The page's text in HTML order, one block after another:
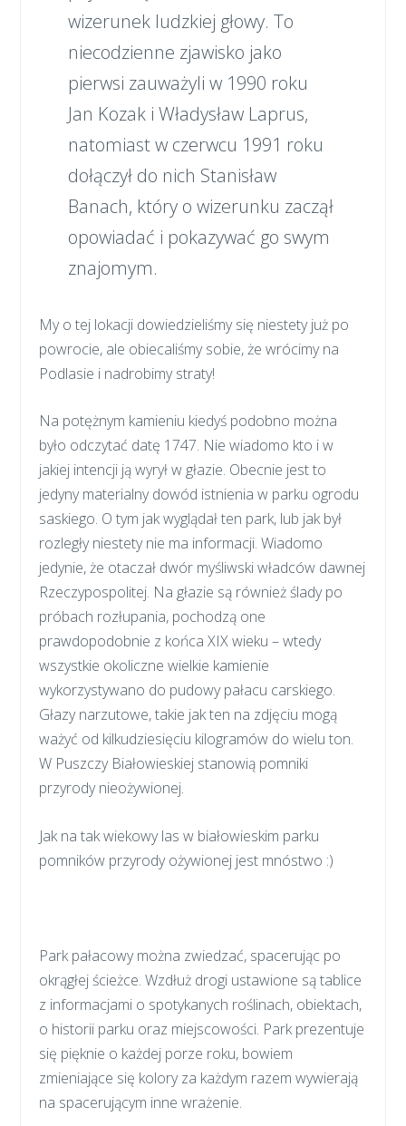
wizerunek ludzkiej głowy. To
niecodzienne zjawisko jako
pierwsi zauważyli w 1990 roku
Jan Kozak i Władysław Laprus,
natomiast w czerwcu 1991 roku
dołączył do nich Stanisław
Banach, który o wizerunku zaczął
opowiadać i pokazywać go swym
znajomym.
My o tej lokacji dowiedzieliśmy się niestety już po
powrocie, ale obiecaliśmy sobie, że wrócimy na
Podlasie i nadrobimy straty!
Na potężnym kamieniu kiedyś podobno można
było odczytać datę 1747. Nie wiadomo kto i w
jakiej intencji ją wyrył w głazie. Obecnie jest to
jedyny materialny dowód istnienia w parku ogrodu
saskiego. O tym jak wyglądał ten park, lub jak był
rozległy niestety nie ma informacji. Wiadomo
jedynie, że otaczał dwór myśliwski władców dawnej
Rzeczypospolitej. Na głazie są również ślady po
próbach rozłupania, pochodzą one
prawdopodobnie z końca XIX wieku – wtedy
wszystkie okoliczne wielkie kamienie
wykorzystywano do pudowy pałacu carskiego.
Głazy narzutowe, takie jak ten na zdjęciu mogą
ważyć od kilkudziesięciu kilogramów do wielu ton.
W Puszczy Białowieskiej stanowią pomniki
przyrody nieożywionej.
Jak na tak wiekowy las w białowieskim parku
pomników przyrody ożywionej jest mnóstwo :)
Park pałacowy można zwiedzać, spacerując po
okrągłej ścieżce. Wzdłuż drogi ustawione są tablice
z informacjami o spotykanych roślinach, obiektach,
o historii parku oraz miejscowości. Park prezentuje
się pięknie o każdej porze roku, bowiem
zmieniające się kolory za każdym razem wywierają
na spacerującym inne wrażenie.